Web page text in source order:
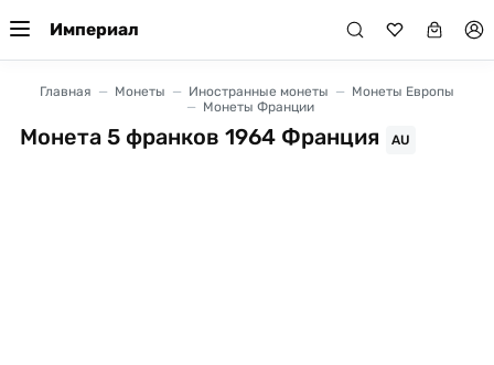
Империал
Главная Монеты Иностранные монеты
Монеты Европы
Монеты Франции
Монета 5 франков 1964 Франция AU